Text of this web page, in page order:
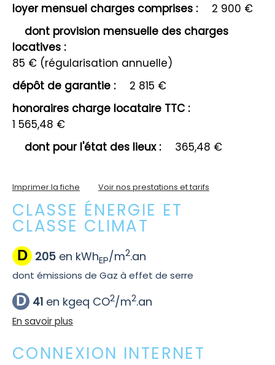
loyer mensuel charges comprises :
2 900 €
dont provision mensuelle des charges
locatives :
85 € (régularisation annuelle)
dépôt de garantie :
2 815 €
honoraires charge locataire TTC :
1 565,48 €
dont pour l'état des lieux :
365,48 €
Imprimer la fiche Voir nos prestations et tarifs
CLASSE ÉNERGIE ET
CLASSE CLIMAT
D 205 en kWhEP/m2.an
dont émissions de Gaz à effet de serre
D 41 en kgeq CO2/m2.an
En savoir plus
CONNEXION INTERNET